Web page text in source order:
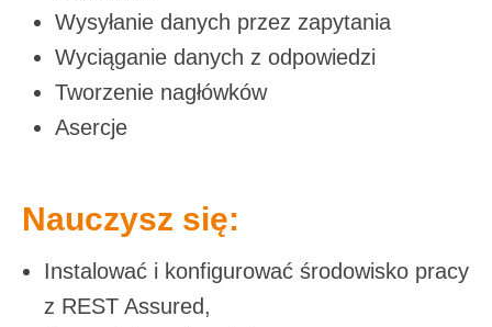
Wysyłanie danych przez zapytania
Wyciąganie danych z odpowiedzi
Tworzenie nagłówków
Asercje
Nauczysz się:
Instalować i konfigurować środowisko pracy
z REST Assured,